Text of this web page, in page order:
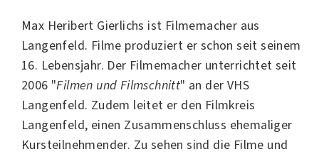
Max Heribert Gierlichs ist Filmemacher aus
Langenfeld. Filme produziert er schon seit seinem
16. Lebensjahr. Der Filmemacher unterrichtet seit
2006 "Filmen und Filmschnitt" an der VHS
Langenfeld. Zudem leitet er den Filmkreis
Langenfeld, einen Zusammenschluss ehemaliger
Kursteilnehmender. Zu sehen sind die Filme und